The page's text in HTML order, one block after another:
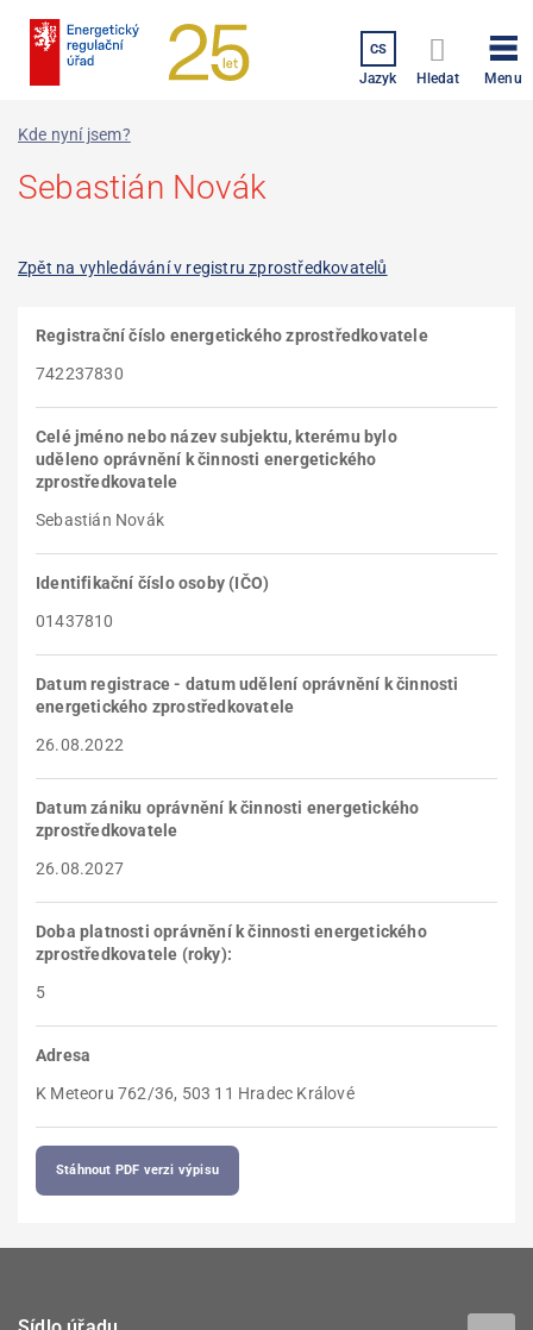
CS
Jazyk Hledat Menu
Kde nyní jsem?
Sebastián Novák
Zpět na vyhledávání v registru zprostředkovatelů
Registrační číslo energetického zprostředkovatele
742237830
Celé jméno nebo název subjektu, kterému bylo
uděleno oprávnění k činnosti energetického
zprostředkovatele
Sebastián Novák
Identifikační číslo osoby (IČO)
01437810
Datum registrace - datum udělení oprávnění k činnosti
energetického zprostředkovatele
26.08.2022
Datum zániku oprávnění k činnosti energetického
zprostředkovatele
26.08.2027
Doba platnosti oprávnění k činnosti energetického
zprostředkovatele (roky):
5
Adresa
K Meteoru 762/36, 503 11 Hradec Králové
Stáhnout PDF verzi výpisu